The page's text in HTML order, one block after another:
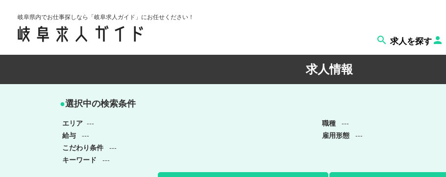
岐阜県内でお仕事探しなら「岐阜求人ガイド」にお任せください！
 求人を探す 
求人情報
●選択中の検索条件
エリア --- 職種
---
給与
--- 雇用形態
---
こだわり条件
---
キーワード
---